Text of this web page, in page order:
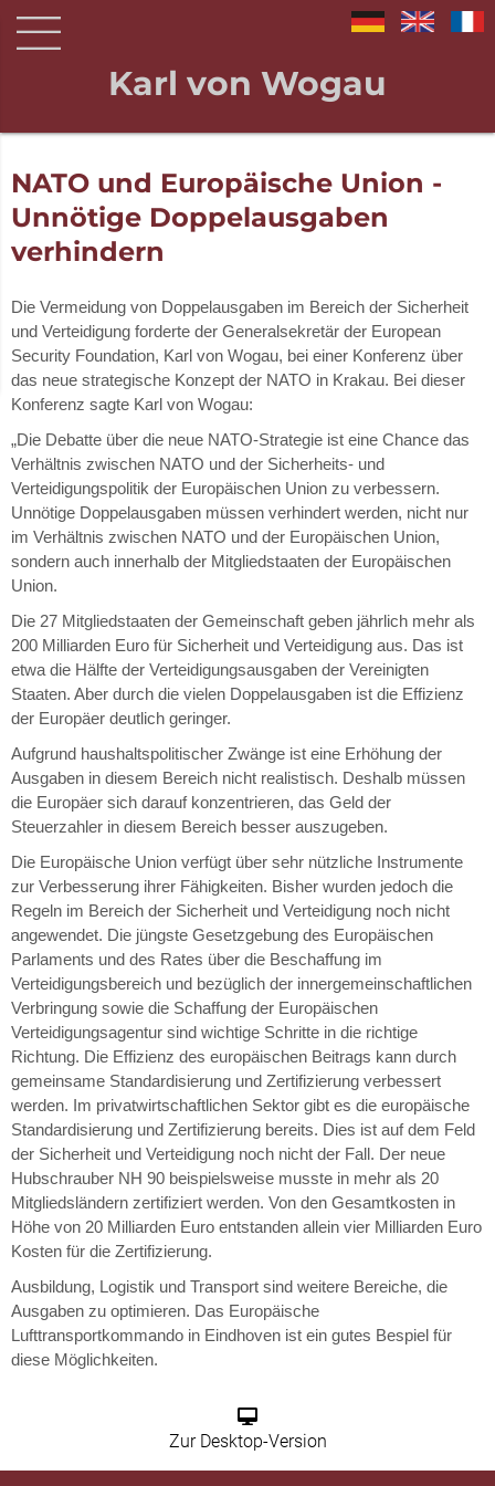
Karl von Wogau
NATO und Europäische Union -
Unnötige Doppelausgaben
verhindern
Die Vermeidung von Doppelausgaben im Bereich der Sicherheit
und Verteidigung forderte der Generalsekretär der European
Security Foundation, Karl von Wogau, bei einer Konferenz über
das neue strategische Konzept der NATO in Krakau. Bei dieser
Konferenz sagte Karl von Wogau:
„Die Debatte über die neue NATO-Strategie ist eine Chance das
Verhältnis zwischen NATO und der Sicherheits- und
Verteidigungspolitik der Europäischen Union zu verbessern.
Unnötige Doppelausgaben müssen verhindert werden, nicht nur
im Verhältnis zwischen NATO und der Europäischen Union,
sondern auch innerhalb der Mitgliedstaaten der Europäischen
Union.
Die 27 Mitgliedstaaten der Gemeinschaft geben jährlich mehr als
200 Milliarden Euro für Sicherheit und Verteidigung aus. Das ist
etwa die Hälfte der Verteidigungsausgaben der Vereinigten
Staaten. Aber durch die vielen Doppelausgaben ist die Effizienz
der Europäer deutlich geringer.
Aufgrund haushaltspolitischer Zwänge ist eine Erhöhung der
Ausgaben in diesem Bereich nicht realistisch. Deshalb müssen
die Europäer sich darauf konzentrieren, das Geld der
Steuerzahler in diesem Bereich besser auszugeben.
Die Europäische Union verfügt über sehr nützliche Instrumente
zur Verbesserung ihrer Fähigkeiten. Bisher wurden jedoch die
Regeln im Bereich der Sicherheit und Verteidigung noch nicht
angewendet. Die jüngste Gesetzgebung des Europäischen
Parlaments und des Rates über die Beschaffung im
Verteidigungsbereich und bezüglich der innergemeinschaftlichen
Verbringung sowie die Schaffung der Europäischen
Verteidigungsagentur sind wichtige Schritte in die richtige
Richtung. Die Effizienz des europäischen Beitrags kann durch
gemeinsame Standardisierung und Zertifizierung verbessert
werden. Im privatwirtschaftlichen Sektor gibt es die europäische
Standardisierung und Zertifizierung bereits. Dies ist auf dem Feld
der Sicherheit und Verteidigung noch nicht der Fall. Der neue
Hubschrauber NH 90 beispielsweise musste in mehr als 20
Mitgliedsländern zertifiziert werden. Von den Gesamtkosten in
Höhe von 20 Milliarden Euro entstanden allein vier Milliarden Euro
Kosten für die Zertifizierung.
Ausbildung, Logistik und Transport sind weitere Bereiche, die
Ausgaben zu optimieren. Das Europäische
Lufttransportkommando in Eindhoven ist ein gutes Bespiel für
diese Möglichkeiten.
Zur Desktop-Version